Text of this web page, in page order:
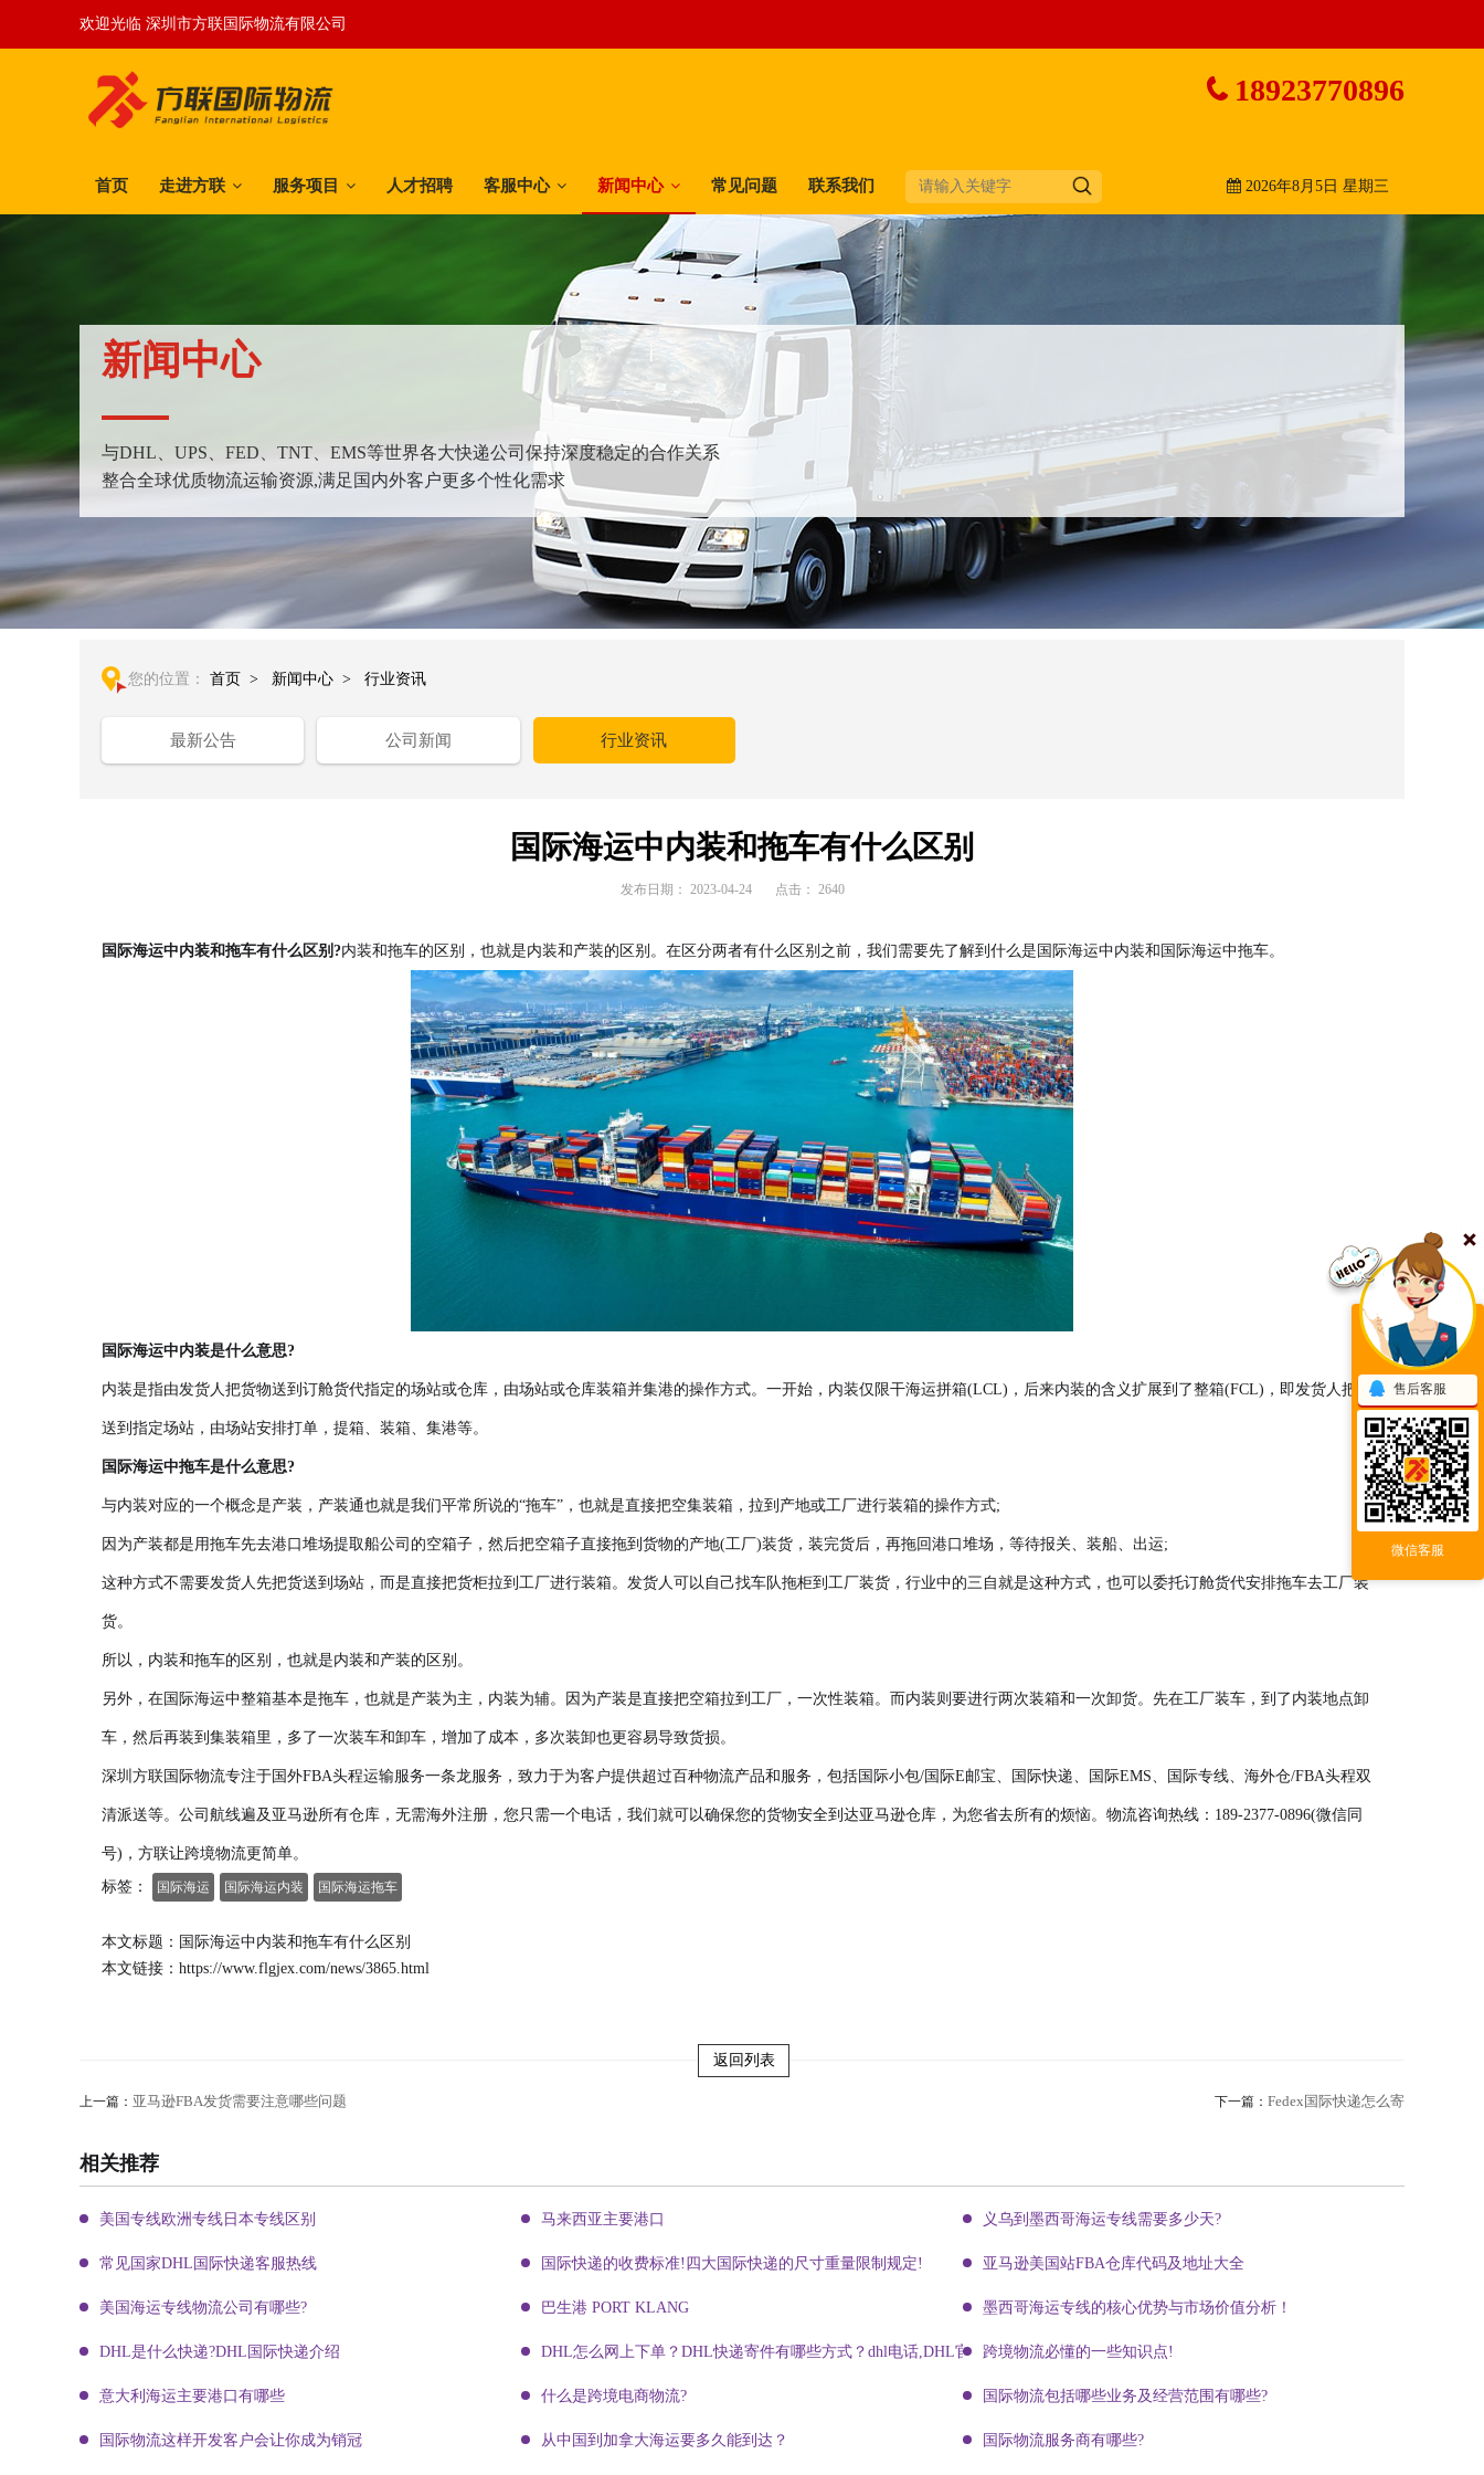
欢迎光临 深圳市方联国际物流有限公司
18923770896
首页 走进方联 服务项目 人才招聘 客服中心 新闻中心 常见问题 联系我们 2026年8月5日 星期三
新闻中心
与DHL、UPS、FED、TNT、EMS等世界各大快递公司保持深度稳定的合作关系
整合全球优质物流运输资源,满足国内外客户更多个性化需求
您的位置： 首页 > 新闻中心 > 行业资讯
最新公告 公司新闻 行业资讯
国际海运中内装和拖车有什么区别
发布日期： 2023-04-24 点击： 2640
国际海运中内装和拖车有什么区别?内装和拖车的区别，也就是内装和产装的区别。 在区分两者有什么区别之前，我们需要先了解到什么是国际海运中内装和国际海运中拖车。
国际海运中内装是什么意思?
内装是指由发货人把货物送到订舱货代指定的场站或仓库，由场站或仓库装箱并集港的操作方式。一开始，内装仅限干海运拼箱(LCL)，后来内装的含义扩展到了整箱(FCL)，即发货人把货
送到指定场站，由场站安排打单，提箱、装箱、集港等。
国际海运中拖车是什么意思?
与内装对应的一个概念是产装，产装通也就是我们平常所说的“拖车”，也就是直接把空集装箱，拉到产地或工厂进行装箱的操作方式;
因为产装都是用拖车先去港口堆场提取船公司的空箱子，然后把空箱子直接拖到货物的产地(工厂)装货，装完货后，再拖回港口堆场，等待报关、装船、出运;
这种方式不需要发货人先把货送到场站，而是直接把货柜拉到工厂进行装箱。发货人可以自己找车队拖柜到工厂装货，行业中的三自就是这种方式，也可以委托订舱货代安排拖车去工厂装
货。
所以，内装和拖车的区别，也就是内装和产装的区别。
另外，在国际海运中整箱基本是拖车，也就是产装为主，内装为辅。因为产装是直接把空箱拉到工厂，一次性装箱。而内装则要进行两次装箱和一次卸货。先在工厂装车，到了内装地点卸
车，然后再装到集装箱里，多了一次装车和卸车，增加了成本，多次装卸也更容易导致货损。
深圳方联国际物流专注于国外FBA头程运输服务一条龙服务，致力于为客户提供超过百种物流产品和服务，包括国际小包/国际E邮宝、国际快递、国际EMS、国际专线、海外仓/FBA头程双
清派送等。公司航线遍及亚马逊所有仓库，无需海外注册，您只需一个电话，我们就可以确保您的货物安全到达亚马逊仓库，为您省去所有的烦恼。物流咨询热线：189-2377-0896(微信同
号)，方联让跨境物流更简单。
标签：
国际海运 国际海运内装 国际海运拖车
本文标题：国际海运中内装和拖车有什么区别
本文链接： https://www.flgjex.com/news/3865.html
返回列表
上一篇： 亚马逊FBA发货需要注意哪些问题 下一篇： Fedex国际快递怎么寄
相关推荐
美国专线欧洲专线日本专线区别 马来西亚主要港口 义乌到墨西哥海运专线需要多少天?
常见国家DHL国际快递客服热线 国际快递的收费标准!四大国际快递的尺寸重量限制规定! 亚马逊美国站FBA仓库代码及地址大全
美国海运专线物流公司有哪些? 巴生港 PORT KLANG 墨西哥海运专线的核心优势与市场价值分析！
DHL是什么快递?DHL国际快递介绍 DHL怎么网上下单？DHL快递寄件有哪些方式？dhl电话,DHL官网跨境物流必懂的一些知识点!
意大利海运主要港口有哪些 什么是跨境电商物流? 国际物流包括哪些业务及经营范围有哪些?
国际物流这样开发客户会让你成为销冠 从中国到加拿大海运要多久能到达？ 国际物流服务商有哪些?
售后客服
微信客服